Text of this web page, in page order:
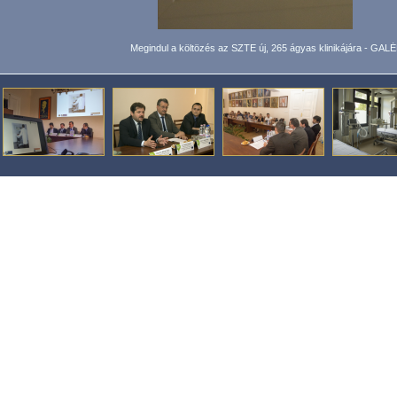
Megindul a költözés az SZTE új, 265 ágyas klinikájára -